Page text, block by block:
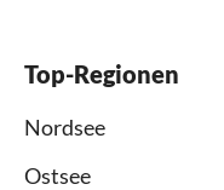
Top-Regionen
Nordsee
Ostsee